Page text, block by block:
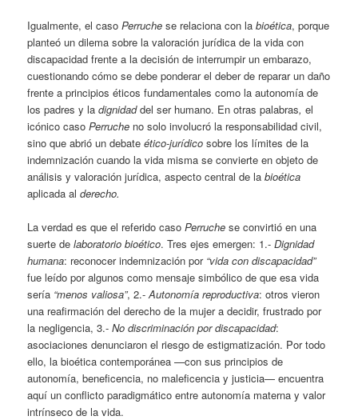
Igualmente, el casoPerruche se relaciona con labioética, porque
planteó un dilema sobre la valoración jurídica de la vida con
discapacidad frente a la decisión de interrumpir un embarazo,
cuestionando cómo se debe ponderar el deber de reparar un daño
frente a principios éticos fundamentales como la autonomía de
los padres y ladignidaddel ser humano. En otras palabras,el
icónico casoPerruche no solo involucró la responsabilidad civil,
sino que abrió un debateético-jurídico sobre los límites de la
indemnización cuando la vida misma se convierte en objeto de
análisis y valoración jurídica, aspecto central de labioética
aplicada alderecho.
La verdad es que el referido casoPerruche se convirtió en una
suerte delaboratorio bioético. Tres ejes emergen: 1.-Dignidad
humana: reconocer indemnización por “vida con discapacidad”
fue leído por algunos como mensaje simbólico de que esa vida
sería “menos valiosa”, 2.-Autonomía reproductiva: otros vieron
una reafirmación del derecho de la mujer a decidir, frustrado por
la negligencia, 3.-No discriminación por discapacidad:
asociaciones denunciaron el riesgo de estigmatización. Por todo
ello, la bioética contemporánea —con sus principios de
autonomía, beneficencia, no maleficencia y justicia— encuentra
aquí un conflicto paradigmático entre autonomía materna y valor
intrínseco de la vida.